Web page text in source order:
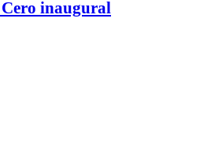
inaugural